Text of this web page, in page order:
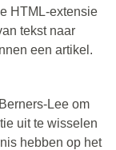
HTML-extensie
tekst naar
een artikel.
Lee om
uit te wisselen
hebben op het